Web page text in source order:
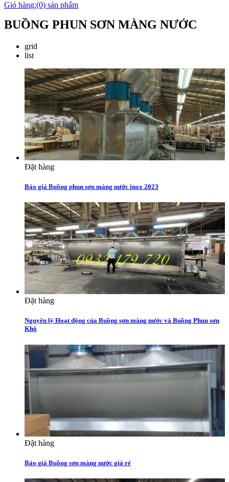
Giỏ hàng:(0) sản phẩm
BUỒNG PHUN SƠN MÀNG NƯỚC
grid
list
Đặt hàng
Báo giá Buồng phun sơn màng nước inox 2023
Đặt hàng
Nguyên lý Hoạt động của Buồng sơn màng nước và Buồng Phun sơn
Khô
Đặt hàng
Báo giá Buồng sơn màng nước giá rẻ